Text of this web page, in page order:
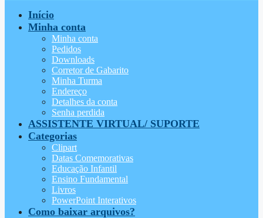
Início
Minha conta
Minha conta
Pedidos
Downloads
Corretor de Gabarito
Minha Turma
Endereço
Detalhes da conta
Senha perdida
ASSISTENTE VIRTUAL/ SUPORTE
Categorias
Clipart
Datas Comemorativas
Educação Infantil
Ensino Fundamental
Livros
PowerPoint Interativos
Como baixar arquivos?